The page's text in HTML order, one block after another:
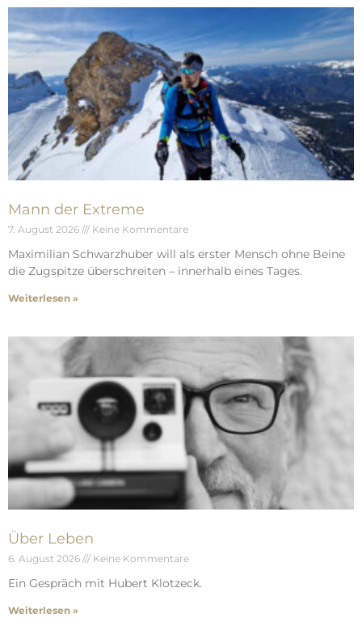
Mann der Extreme
7. August 2026 Keine Kommentare
Maximilian Schwarzhuber will als erster Mensch ohne Beine
die Zugspitze überschreiten – innerhalb eines Tages.
Weiterlesen »
Über Leben
6. August 2026 Keine Kommentare
Ein Gespräch mit Hubert Klotzeck.
Weiterlesen »